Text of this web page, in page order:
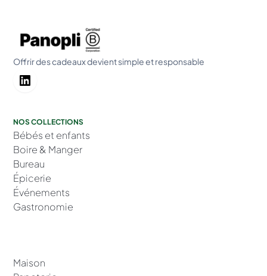
Offrir des cadeaux devient simple et responsable
NOS COLLECTIONS
Bébés et enfants
Boire & Manger
Bureau
Épicerie
Événements
Gastronomie
Maison